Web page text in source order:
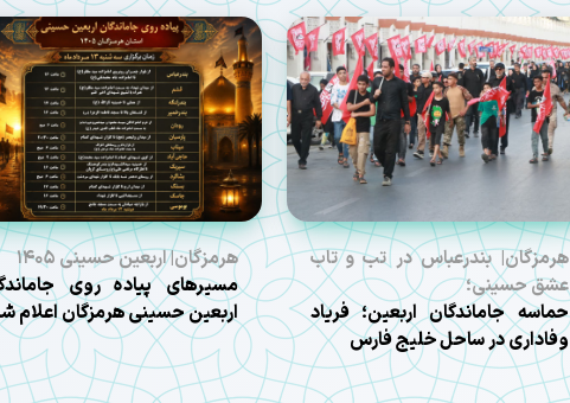
هرمزگان| بندرعباس در تب و تاب
عشق حسینی؛
حماسه جاماندگان اربعین؛ فریاد
وفاداری در ساحل خلیج فارس
هرمزگان| اربعین حسینی ۱۴۰۵
مسیرهای پیاده روی
اربعین حسینی هرمزگان اعلام